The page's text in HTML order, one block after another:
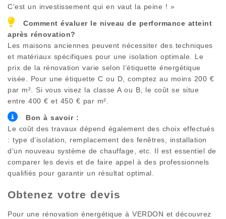
C’est un investissement qui en vaut la peine ! »
Comment évaluer le niveau de performance atteint
après rénovation?
Les maisons anciennes peuvent nécessiter des techniques
et matériaux spécifiques pour une isolation optimale. Le
prix de la rénovation varie selon l’étiquette énergétique
visée. Pour une étiquette C ou D, comptez au moins 200 €
par m². Si vous visez la classe A ou B, le coût se situe
entre 400 € et 450 € par m².
Bon à savoir :
Le coût des travaux dépend également des choix effectués
: type d’isolation, remplacement des fenêtres, installation
d’un nouveau système de chauffage, etc. Il est essentiel de
comparer les devis et de faire appel à des professionnels
qualifiés pour garantir un résultat optimal.
Obtenez votre devis
Pour une rénovation énergétique à VERDON et découvrez